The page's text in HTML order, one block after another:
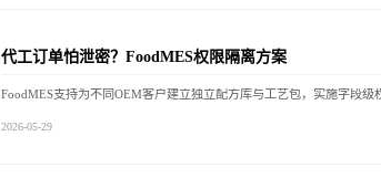
代工订单怕泄密？FoodMES权限隔离方案
2026-05-29